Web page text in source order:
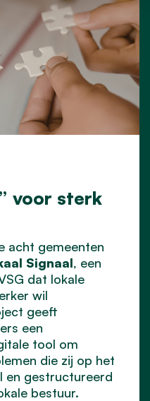
voor sterk
acht gemeenten
Signaal, een
dat lokale
wil
geeft
een
tool om
die zij op het
en gestructureerd
bestuur.